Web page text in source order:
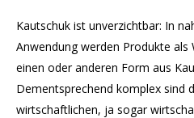
Kautschuk ist unverzichtbar: In
Anwendung werden Produkte
einen oder anderen Form aus
Dementsprechend komplex sind
wirtschaftlichen, ja sogar